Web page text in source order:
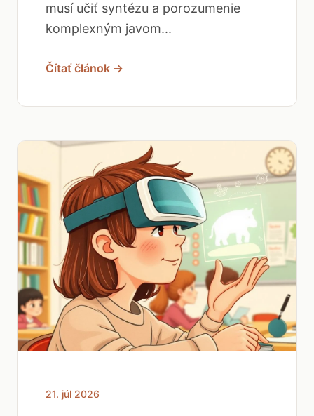
musí učiť syntézu a porozumenie
komplexným javom...
Čítať článok →
21. júl 2026